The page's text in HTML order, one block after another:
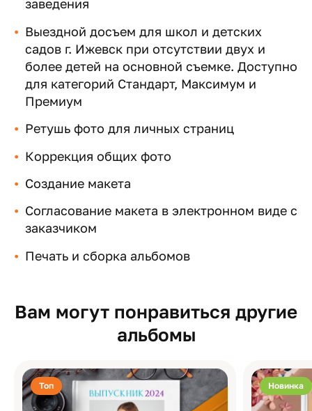
заведения
Выездной досъем для школ и детских
садов г. Ижевск при отсутствии двух и
более детей на основной съемке. Доступно
для категорий Стандарт, Максимум и
Премиум
Ретушь фото для личных страниц
Коррекция общих фото
Создание макета
Согласование макета в электронном виде с
заказчиком
Печать и сборка альбомов
Вам могут понравиться другие
альбомы
Топ Новинка